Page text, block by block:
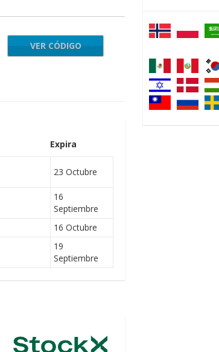
er $289
VER CÓDIGO
Expira
23 Octubre
16
Septiembre
16 Octubre
19
Septiembre